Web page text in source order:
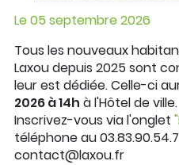
Le05 septembre2026
Tous les nouveaux
Laxou depuis 2025 sont
leur est dédiée. Celle-ci
2026 à 14h à l'Hôtel de ville.
Inscrivez-vous via l'onglet
téléphone au
contact@laxou.fr